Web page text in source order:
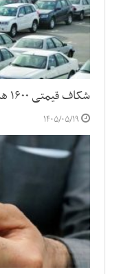
شکاف قیمتی ۱۶۰۰ همتی در بازار خودرو
۱۴۰۵/۰۵/۱۹